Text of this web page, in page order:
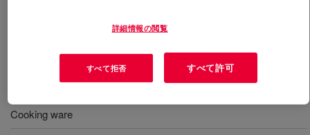
Consumer goods
Cooking ware
詳細情報の閲覧
すべて拒否 すべて許可